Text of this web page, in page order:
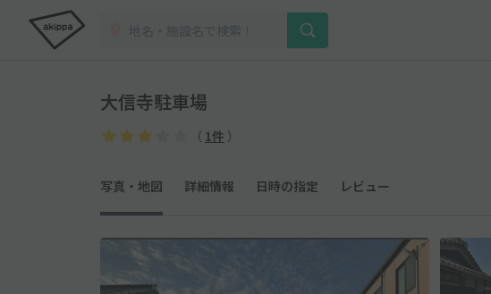
大信寺駐車場
（ 1件 ）
写真・地図 詳細情報 日時の指定 レビュー